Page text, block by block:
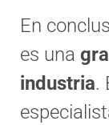
En
es una
industria.